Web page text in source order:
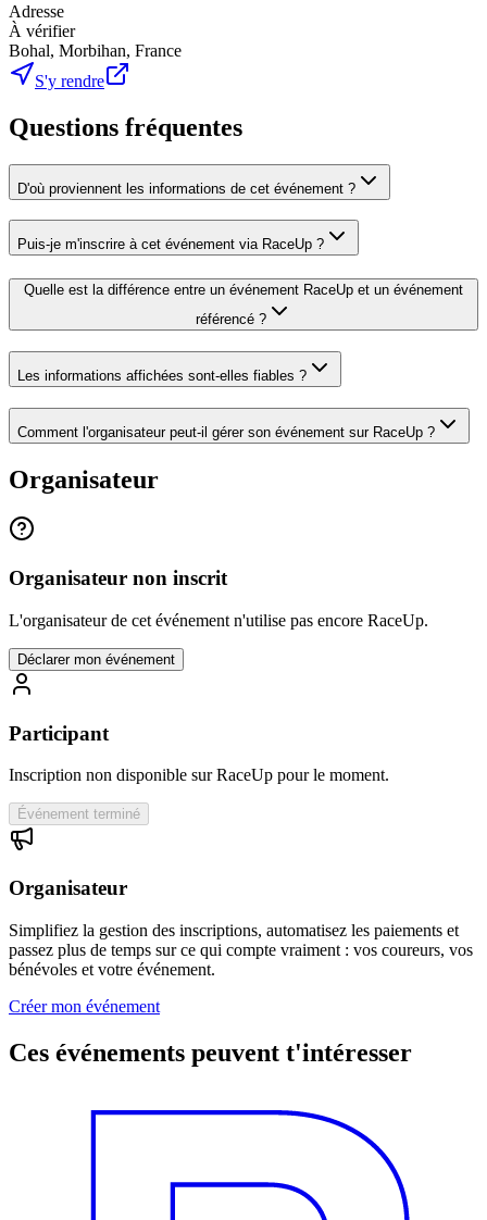
Adresse
À vérifier
Bohal, Morbihan, France
S'y rendre
Questions fréquentes
D'où proviennent les informations de cet événement ?
Puis-je m'inscrire à cet événement via RaceUp ?
Quelle est la différence entre un événement RaceUp et un événement
référencé ?
Les informations affichées sont-elles fiables ?
Comment l'organisateur peut-il gérer son événement sur RaceUp ?
Organisateur
Organisateur non inscrit
L'organisateur de cet événement n'utilise pas encore RaceUp.
Déclarer mon événement
Participant
Inscription non disponible sur RaceUp pour le moment.
Événement terminé
Organisateur
Simplifiez la gestion des inscriptions, automatisez les paiements et
passez plus de temps sur ce qui compte vraiment : vos coureurs, vos
bénévoles et votre événement.
Créer mon événement
Ces événements peuvent t'intéresser